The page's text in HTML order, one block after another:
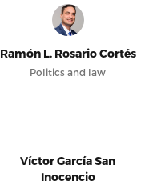
Ramón L. Rosario Cortés
Politics and law
Víctor García San
Inocencio